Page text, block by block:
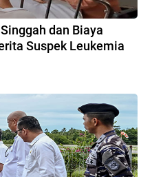
dan Biaya
Suspek Leukemia